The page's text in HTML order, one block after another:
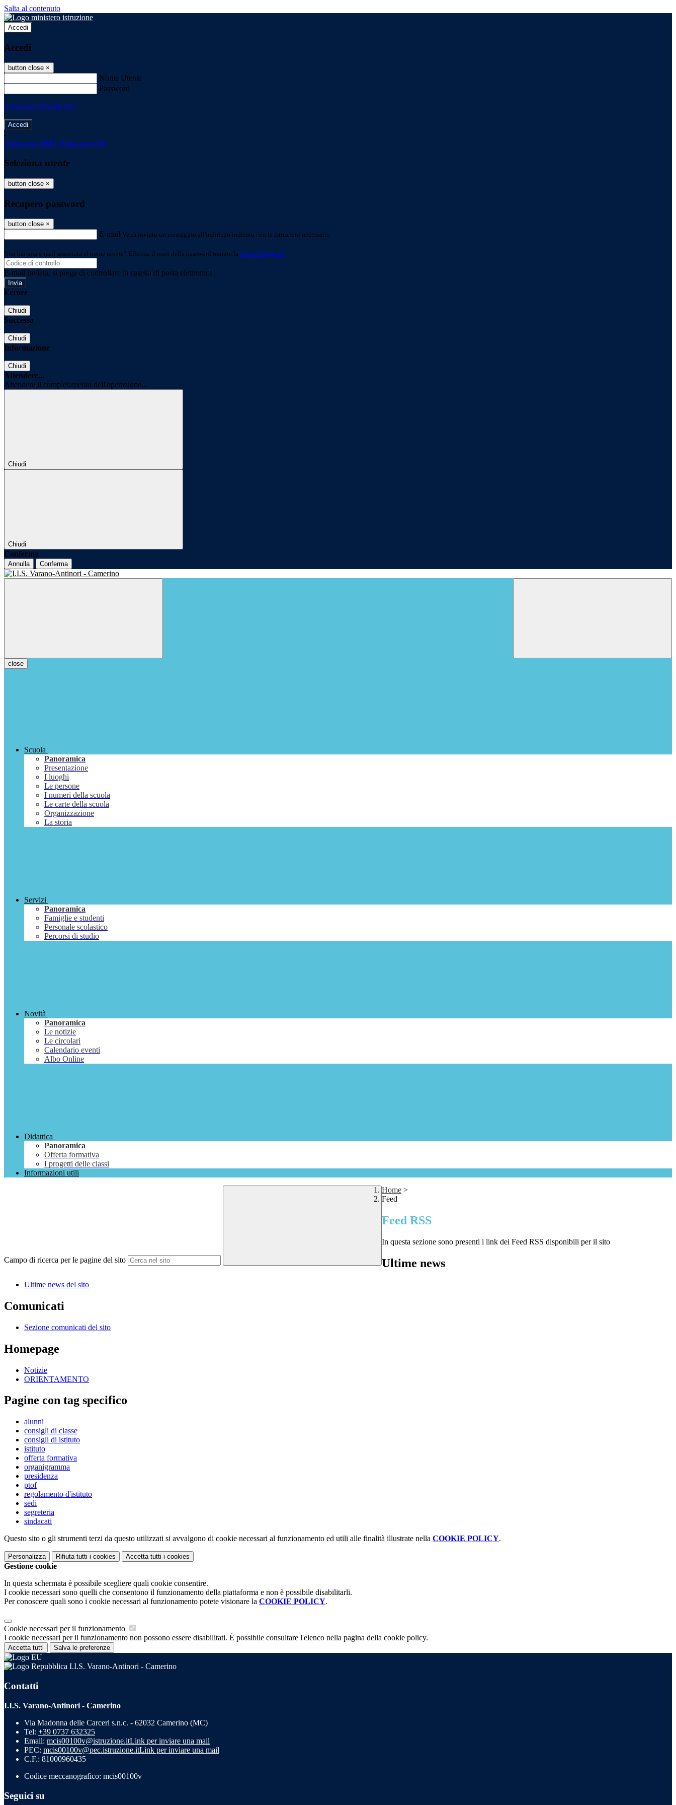
Salta al contenuto
Accedi
Accedi
button close ×
Nome Utente
Password
Password dimenticata?
-
Entra con SPID Entra con CIE
Seleziona utente
button close ×
Recupero password
button close ×
E-mail Verrà inviato un messaggio all'indirizzo indicato con le istruzioni necessarie.
Non hai una e-mail associata al nome utente? Effettua il reset della password tramite la Login Spaggiari
E-mail inviata, si prega di controllare la casella di posta elettronica!
Errore
Chiudi
Successo
Chiudi
Informazione
Chiudi
Attendere...
Attendere il completamento dell'operazione...
Chiudi
Chiudi
Conferma
Annulla Conferma
close
Scuola
Panoramica
Presentazione
I luoghi
Le persone
I numeri della scuola
Le carte della scuola
Organizzazione
La storia
Servizi
Panoramica
Famiglie e studenti
Personale scolastico
Percorsi di studio
Novità
Panoramica
Le notizie
Le circolari
Calendario eventi
Albo Online
Didattica
Panoramica
Offerta formativa
I progetti delle classi
Informazioni utili
Campo di ricerca per le pagine del sito
Home >
Feed
Feed RSS
In questa sezione sono presenti i link dei Feed RSS disponibili per il sito
Ultime news
Ultime news del sito
Comunicati
Sezione comunicati del sito
Homepage
Notizie
ORIENTAMENTO
Pagine con tag specifico
alunni
consigli di classe
consigli di istituto
istituto
offerta formativa
organigramma
presidenza
ptof
regolamento d'istituto
sedi
segreteria
sindacati
Questo sito o gli strumenti terzi da questo utilizzati si avvalgono di cookie necessari al funzionamento ed utili alle finalità illustrate nella COOKIE POLICY.
Personalizza Rifiuta tutti i cookies Accetta tutti i cookies
Gestione cookie
In questa schermata è possibile scegliere quali cookie consentire.
I cookie necessari sono quelli che consentono il funzionamento della piattaforma e non è possibile disabilitarli.
Per conoscere quali sono i cookie necessari al funzionamento potete visionare la COOKIE POLICY.
Cookie necessari per il funzionamento
I cookie necessari per il funzionamento non possono essere disabilitati. È possibile consultare l'elenco nella pagina della cookie policy.
Accetta tutti Salva le preferenze
I.I.S. Varano-Antinori - Camerino
Contatti
I.I.S. Varano-Antinori - Camerino
Via Madonna delle Carceri s.n.c. - 62032 Camerino (MC)
Tel: +39 0737 632325
Email: mcis00100v@istruzione.itLink per inviare una mail
PEC: mcis00100v@pec.istruzione.itLink per inviare una mail
C.F.: 81000960435
Codice meccanografico: mcis00100v
Seguici su